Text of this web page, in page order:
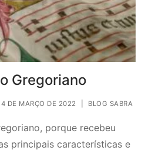
Gregoriano
DE MARÇO DE 2022 BLOG SABRA
porque recebeu
principais características e